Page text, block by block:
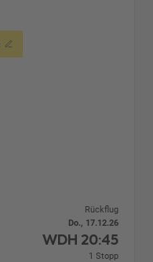
Rückflug
Do., 17.12.26
WDH 20:45
1 Stopp